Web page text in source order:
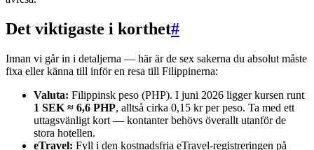
Det viktigaste i korthet#
Innan vi går in i detaljerna — här är de sex sakerna du absolut måste
fixa eller känna till inför en resa till Filippinerna:
Valuta: Filippinsk peso (PHP). I juni 2026 ligger kursen runt
1 SEK ≈ 6,6 PHP, alltså cirka 0,15 kr per peso. Ta med ett
uttagsvänligt kort — kontanter behövs överallt utanför de
stora hotellen.
eTravel: Fyll i den kostnadsfria eTravel-registreringen på